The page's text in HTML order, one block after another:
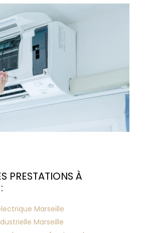
PRESTATIONS À
Marseille
Marseille